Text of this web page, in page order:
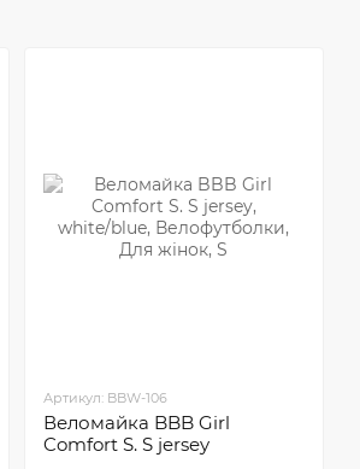
Артикул: BBW-106
Веломайка BBB Girl
Comfort S. S jersey